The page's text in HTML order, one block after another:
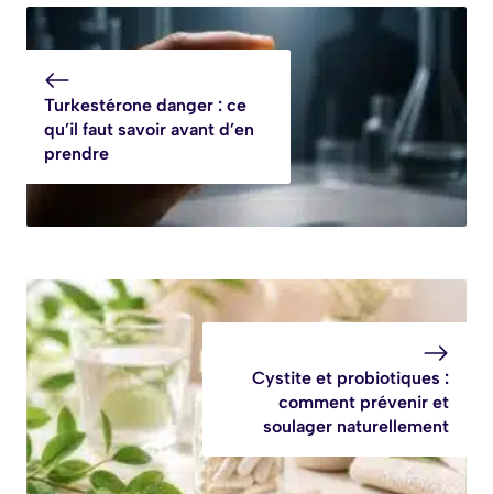
Turkestérone danger : ce
qu’il faut savoir avant d’en
prendre
Cystite et probiotiques :
comment prévenir et
soulager naturellement